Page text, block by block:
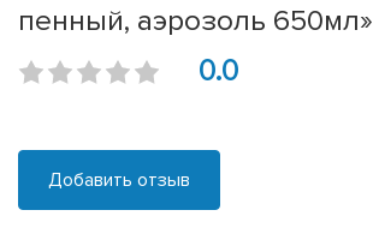
пенный, аэрозоль 650мл»
0.0
Добавить отзыв